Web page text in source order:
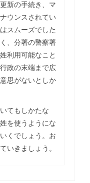
新の手続き、マ
ウンスされてい
スムーズでした
、分署の警察署
利用可能なこと
政の末端まで広
思がないとしか
てもしかたな
を使うようにな
くでしょう。お
いきましょう。